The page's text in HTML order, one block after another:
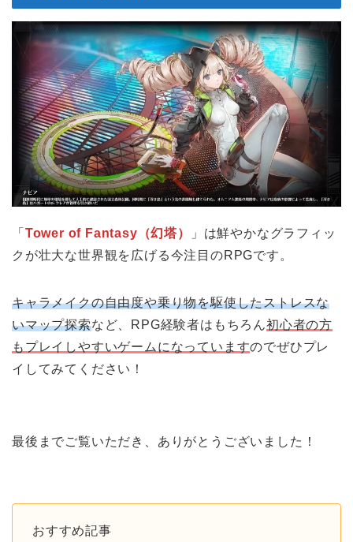
「 Tower of Fantasy（幻塔）
」は鮮やかなグラフィッ
クが壮大な世界観を広げる今注目のRPGです。
キャラメイクの自由度や乗り物を駆使したストレスな
いマップ探索など、RPG経験者はもちろん初心者の方
もプレイしやすいゲームになっていますのでぜひプレ
イしてみてください！
最後までご覧いただき、ありがとうございました！
おすすめ記事